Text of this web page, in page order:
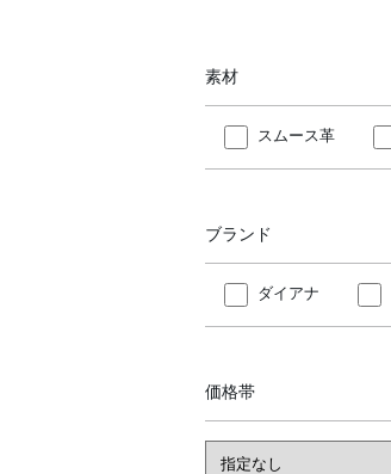
素材
スムース革
ブランド
ダイアナ
価格帯